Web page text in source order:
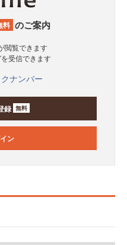
料 のご案内
閲覧できます
受信できます
ナンバー
録 無料
ン